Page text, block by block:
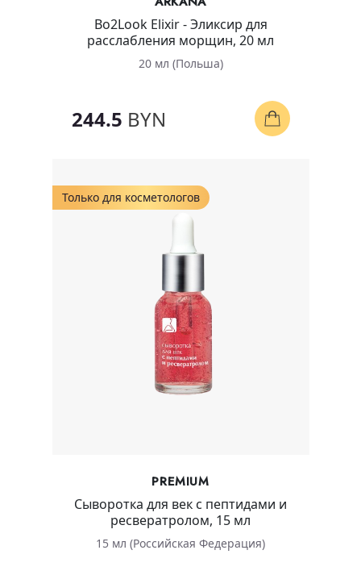
Bo2Look Elixir - Эликсир для
расслабления морщин, 20 мл
20 мл (Польша)
244.5 BYN
Только для косметологов
PREMIUM
Сыворотка для век с пептидами и
ресвератролом, 15 мл
15 мл (Российская Федерация)